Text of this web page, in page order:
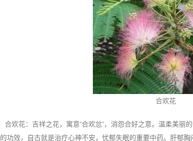
合欢花
合欢花：吉祥之花，寓意“合欢忿”，消怨合好之意。温柔美丽
的功效，自古就是治疗心神不安，忧郁失眠的重要中药。肝郁